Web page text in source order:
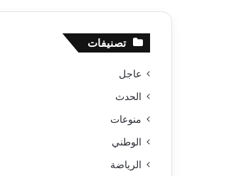
تصنيفات
عاجل
الحدث
منوعات
الوطني
الرياضة